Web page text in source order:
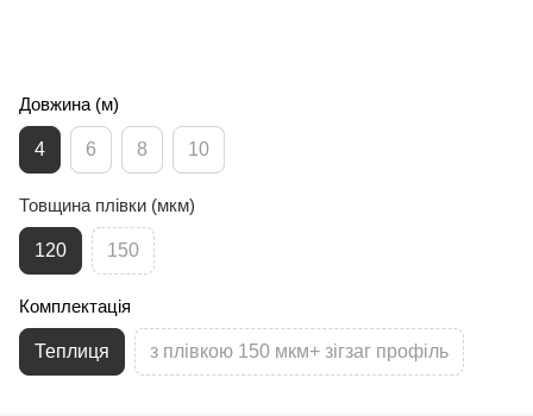
Довжина (м)
4 6 8 10
Товщина плівки (мкм)
120 150
Комплектація
Теплиця з плівкою 150 мкм+ зігзаг профіль